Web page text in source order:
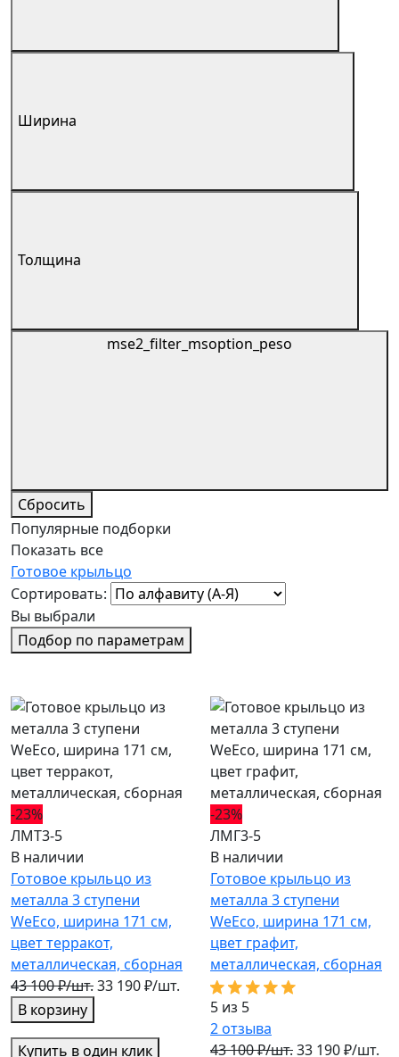
Ширина
Толщина
mse2_filter_msoption_peso
Сбросить
Популярные подборки
Показать все
Готовое крыльцо
Сортировать:
Вы выбрали
Подбор по параметрам
-23%
ЛМТ3-5
В наличии
Готовое крыльцо из
металла 3 ступени
WeEco, ширина 171 см,
цвет терракот,
металлическая, cборная
43 100 ₽/шт.33 190 ₽/шт.
В корзину
Купить в один клик
-23%
ЛМГ3-5
В наличии
Готовое крыльцо из
металла 3 ступени
WeEco, ширина 171 см,
цвет графит,
металлическая, cборная
5 из 5
2отзыва
43 100 ₽/шт.33 190 ₽/шт.